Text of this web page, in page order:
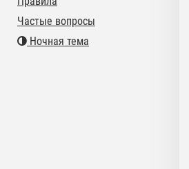
Частые вопросы
Ночная тема